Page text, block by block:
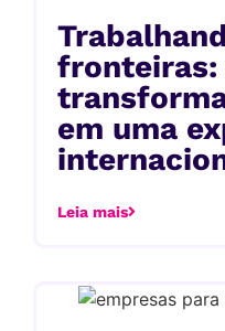
fronteiras:
em uma
Leia mais